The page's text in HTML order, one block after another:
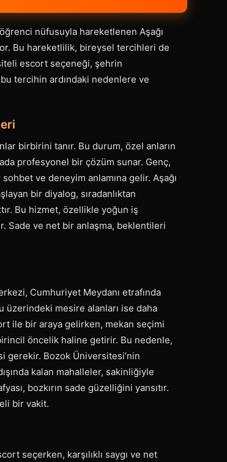
nüfusuyla hareketlenen Aşağı
Bu hareketlilik, bireysel tercihleri de
escort seçeneği, şehrin
tercihin ardındaki nedenlere ve
birbirini tanır. Bu durum, özel anların
profesyonel bir çözüm sunar. Genç,
ve deneyim anlamına gelir. Aşağı
bir diyalog, sıradanlıktan
Bu hizmet, özellikle yoğun iş
Sade ve net bir anlaşma, beklentileri
Cumhuriyet Meydanı etrafında
üzerindeki mesire alanları ise daha
ile bir araya gelirken, mekan seçimi
öncelik haline getirir. Bu nedenle,
gerekir. Bozok Üniversitesi’nin
kalan mahalleler, sakinliğiyle
bozkırın sade güzelliğini yansıtır.
bir vakit.
seçerken, karşılıklı saygı ve net